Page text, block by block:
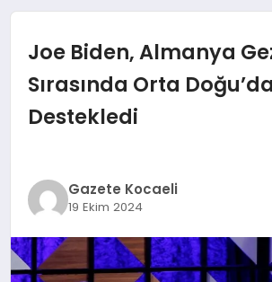
MAGAZIN
YAŞAM
DÜNYA
Joe Biden, Almanya
Sırasında Orta
Destekledi
Gazete Kocaeli
19 Ekim 2024